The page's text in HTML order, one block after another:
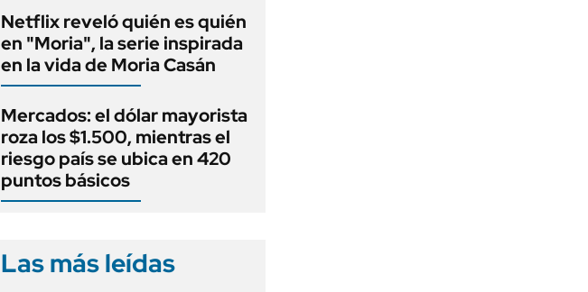
Netflix reveló quién es quién
en "Moria", la serie inspirada
en la vida de Moria Casán
Mercados: el dólar mayorista
roza los $1.500, mientras el
riesgo país se ubica en 420
puntos básicos
Las más leídas